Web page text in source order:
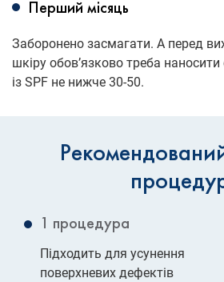
Перший місяць
Заборонено засмагати. А перед
шкіру обов’язково треба
із SPF не нижче 30-50.
1 процедура
Підходить для усунення
поверхневих дефектів